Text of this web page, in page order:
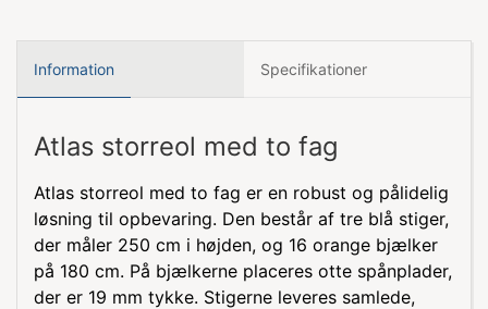
Information Specifikationer
Atlas storreol med to fag
Atlas storreol med to fag er en robust og pålidelig
løsning til opbevaring. Den består af tre blå stiger,
der måler 250 cm i højden, og 16 orange bjælker
på 180 cm. På bjælkerne placeres otte spånplader,
der er 19 mm tykke. Stigerne leveres samlede,